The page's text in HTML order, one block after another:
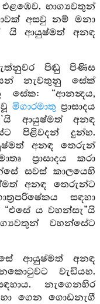
භාග්‍යවතුන්
අසවු නම් මනා
යි ආයුෂ්මත් අනඳ
පිඬු පිණිස
නැවතුනු සේක්
“ආනන්‍දය,
මිගාරමාතු ප්‍රාසාදය
ආයුෂ්මත් අනඳ
පිළිවදන් දුන්හ.
අනඳ තෙරුන්
ප්‍රාසාදය කරා
සවස් කාලයෙහි
අනඳ තෙරුන්ට
සඳහා
ය වහන්සැ”යි
වහන්සේට
ආයුෂ්මත් අනඳ
වැඩියහ.
නැගෙනහිර
ගෙන ගොඩනැගී